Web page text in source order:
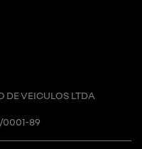
DE VEICULOS LTDA
0001-89